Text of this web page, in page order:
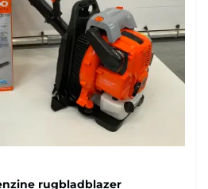
rugbladblazer